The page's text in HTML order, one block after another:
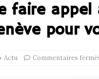
faire
pour
Actu Commentaires